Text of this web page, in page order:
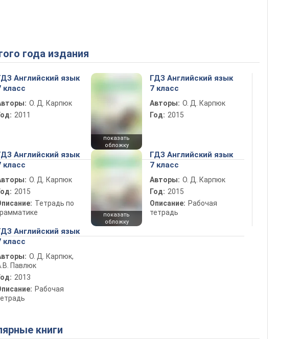
года издания
Английский язык
класс
О. Д. Карпюк
2011
показать
обложку
ГДЗ Английский язык
7 класс
Авторы: О. Д. Карпюк
Год: 2015
Английский язык
класс
О. Д. Карпюк
2015
Тетрадь по
показать
обложку
ГДЗ Английский язык
7 класс
Авторы: О. Д. Карпюк
Год: 2015
Описание: Рабочая
тетрадь
Английский язык
класс
О. Д. Карпюк,
Павлюк
2013
Рабочая
книги